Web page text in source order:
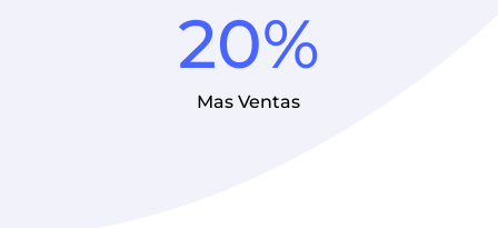
20%
Mas Ventas